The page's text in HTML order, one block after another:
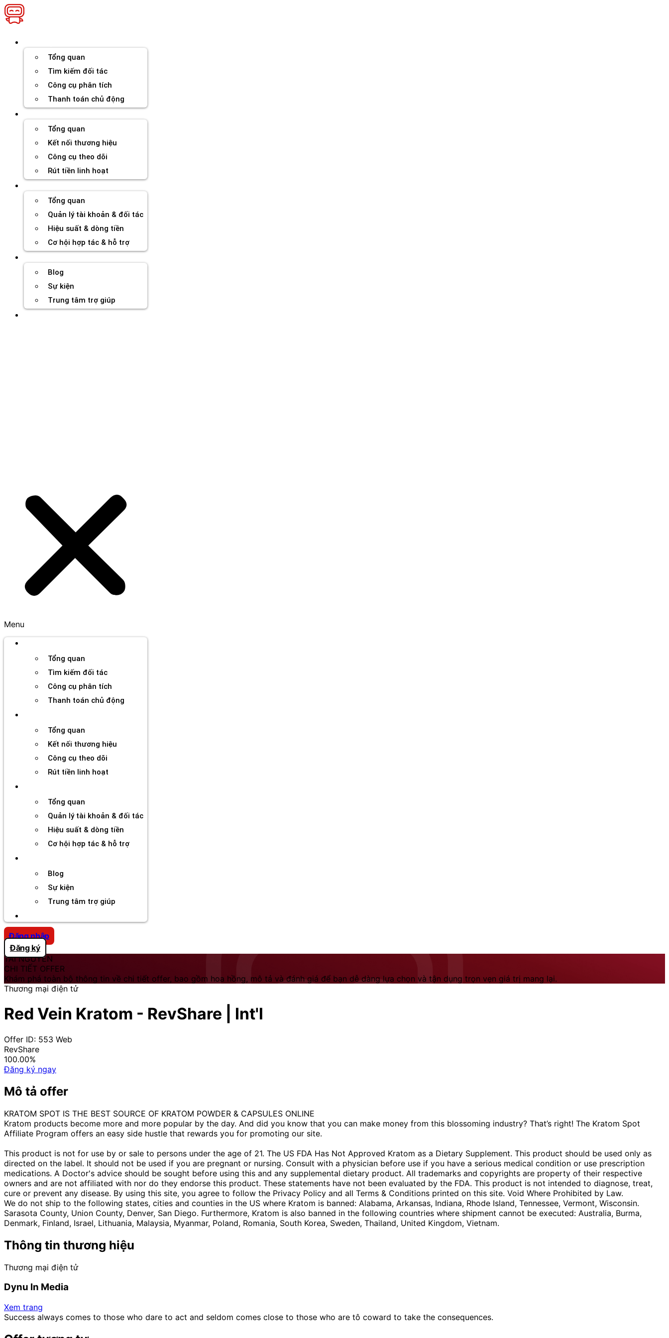
Chuyển
đến
Tổng quan
Tìm kiếm đối tác
Công cụ phân tích
Thanh toán chủ động
Tổng quan
Kết nối thương hiệu
Công cụ theo dõi
Rút tiền linh hoạt
Tổng quan
Quản lý tài khoản & đối tác
Hiệu suất & dòng tiền
Cơ hội hợp tác & hỗ trợ
Blog
Sự kiện
Trung tâm trợ giúp
Menu
Tổng quan
Tìm kiếm đối tác
Công cụ phân tích
Thanh toán chủ động
Tổng quan
Kết nối thương hiệu
Công cụ theo dõi
Rút tiền linh hoạt
Tổng quan
Quản lý tài khoản & đối tác
Hiệu suất & dòng tiền
Cơ hội hợp tác & hỗ trợ
Blog
Sự kiện
Trung tâm trợ giúp
Đăng nhập
Đăng ký
TÀI NGUYÊN
CHI TIẾT OFFER
Khám phá toàn bộ thông tin về chi tiết offer, bao gồm hoa hồng, mô tả và đánh giá để bạn dễ dàng lựa chọn và tận dụng trọn vẹn giá trị mang lại.
Thương mại điện tử
Red Vein Kratom - RevShare | Int'l
Offer ID: 553 Web
RevShare
100.00%
Đăng ký ngay
Mô tả offer
KRATOM SPOT IS THE BEST SOURCE OF KRATOM POWDER & CAPSULES ONLINE
Kratom products become more and more popular by the day. And did you know that you can make money from this blossoming industry? That’s right! The Kratom Spot
Affiliate Program offers an easy side hustle that rewards you for promoting our site.
This product is not for use by or sale to persons under the age of 21. The US FDA Has Not Approved Kratom as a Dietary Supplement. This product should be used only as
directed on the label. It should not be used if you are pregnant or nursing. Consult with a physician before use if you have a serious medical condition or use prescription
medications. A Doctor's advice should be sought before using this and any supplemental dietary product. All trademarks and copyrights are property of their respective
owners and are not affiliated with nor do they endorse this product. These statements have not been evaluated by the FDA. This product is not intended to diagnose, treat,
cure or prevent any disease. By using this site, you agree to follow the Privacy Policy and all Terms & Conditions printed on this site. Void Where Prohibited by Law.
We do not ship to the following states, cities and counties in the US where Kratom is banned: Alabama, Arkansas, Indiana, Rhode Island, Tennessee, Vermont, Wisconsin.
Sarasota County, Union County, Denver, San Diego. Furthermore, Kratom is also banned in the following countries where shipment cannot be executed: Australia, Burma,
Denmark, Finland, Israel, Lithuania, Malaysia, Myanmar, Poland, Romania, South Korea, Sweden, Thailand, United Kingdom, Vietnam.
Thông tin thương hiệu
Thương mại điện tử
Dynu In Media
Xem trang
Success always comes to those who dare to act and seldom comes close to those who are tô coward to take the consequences.